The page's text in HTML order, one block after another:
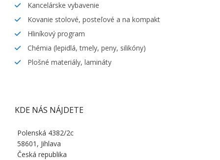
Kancelárske vybavenie
Kovanie stolové, posteľové a na kompakt
Hliníkový program
Chémia (lepidlá, tmely, peny, silikóny)
Plošné materiály, lamináty
KDE NÁS NÁJDETE
Polenská 4382/2c
58601, Jihlava
Česká republika